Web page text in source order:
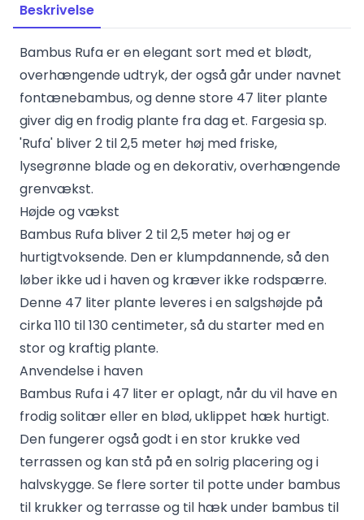
Beskrivelse
Bambus Rufa er en elegant sort med et blødt,
overhængende udtryk, der også går under navnet
fontænebambus, og denne store 47 liter plante
giver dig en frodig plante fra dag et. Fargesia sp.
'Rufa' bliver 2 til 2,5 meter høj med friske,
lysegrønne blade og en dekorativ, overhængende
grenvækst.
Højde og vækst
Bambus Rufa bliver 2 til 2,5 meter høj og er
hurtigtvoksende. Den er klumpdannende, så den
løber ikke ud i haven og kræver ikke rodspærre.
Denne 47 liter plante leveres i en salgshøjde på
cirka 110 til 130 centimeter, så du starter med en
stor og kraftig plante.
Anvendelse i haven
Bambus Rufa i 47 liter er oplagt, når du vil have en
frodig solitær eller en blød, uklippet hæk hurtigt.
Den fungerer også godt i en stor krukke ved
terrassen og kan stå på en solrig placering og i
halvskygge. Se flere sorter til potte under bambus
til krukker og terrasseog til hæk under bambus til